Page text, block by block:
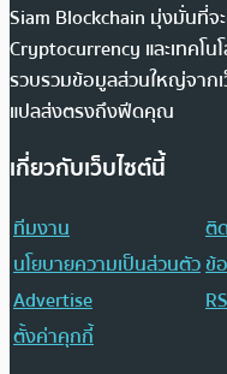
Siam Blockchain มุ่งมั่นที่จ
Cryptocurrency และเทคโน
รวบรวมข้อมูลส่วนใหญ่จากเ
แปลส่งตรงถึงฟีดคุณ
เกี่ยวกับเว็บไซต์นี้
ทีมงาน
ติ
นโยบายความเป็นส่วนตัวข้
Advertise
ตั้งค่าคุกกี้